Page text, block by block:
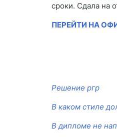
сроки. Сдала на
ПЕРЕЙТИ НА
Решение ргр
В каком стиле
В дипломе не